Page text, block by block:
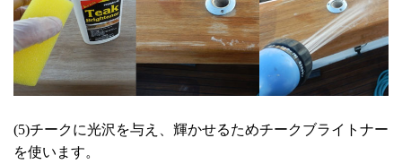
(5)チークに光沢を与え、輝かせるためチークブライトナー
を使います。